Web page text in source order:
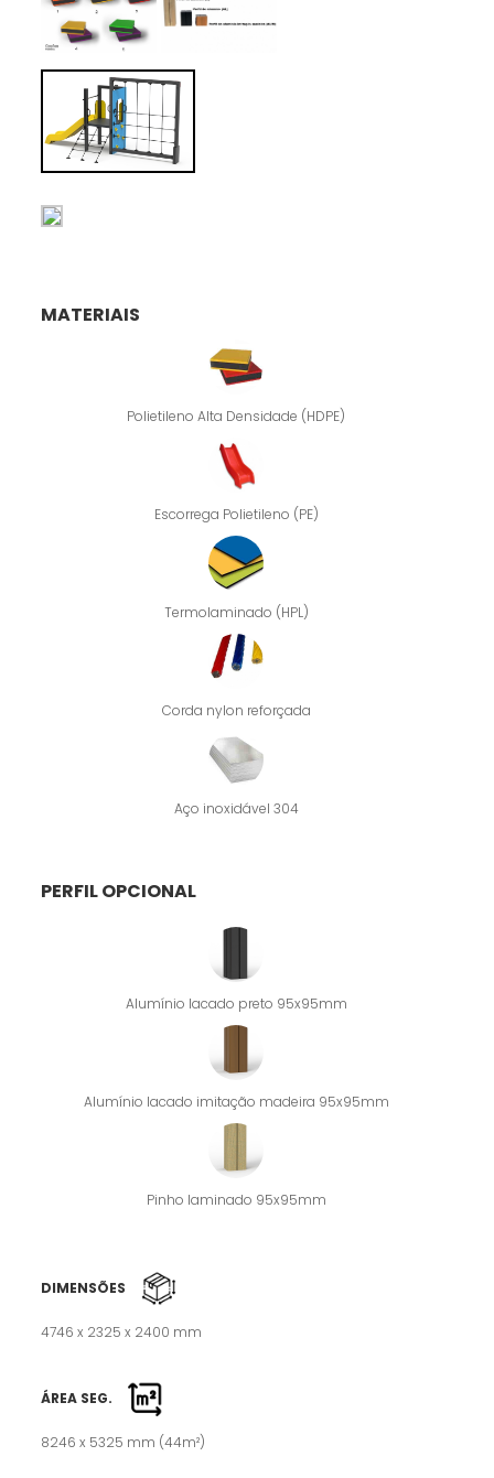
MATERIAIS
Polietileno Alta Densidade (HDPE)
Escorrega Polietileno (PE)
Termolaminado (HPL)
Corda nylon reforçada
Aço inoxidável 304
PERFIL OPCIONAL
Alumínio lacado preto 95x95mm
Alumínio lacado imitação madeira 95x95mm
Pinho laminado 95x95mm
DIMENSÕES
4746 x 2325 x 2400 mm
ÁREA SEG.
8246 x 5325 mm (44m²)